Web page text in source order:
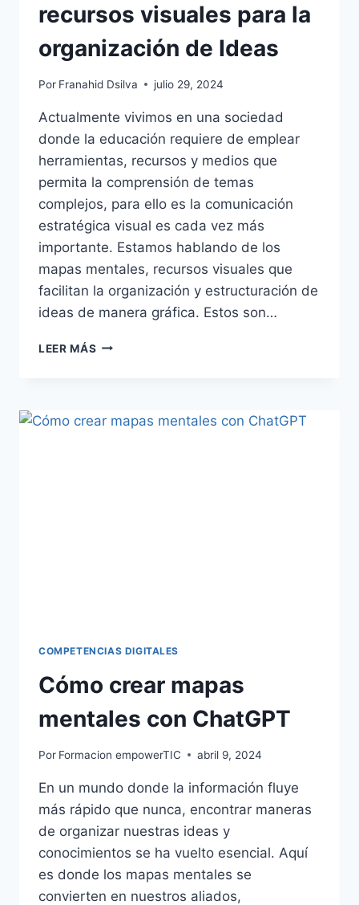
recursos visuales para la
organización de Ideas
Por Franahid Dsilva julio 29, 2024
Actualmente vivimos en una sociedad
donde la educación requiere de emplear
herramientas, recursos y medios que
permita la comprensión de temas
complejos, para ello es la comunicación
estratégica visual es cada vez más
importante. Estamos hablando de los
mapas mentales, recursos visuales que
facilitan la organización y estructuración de
ideas de manera gráfica. Estos son…
LEER MÁS
COMPETENCIAS DIGITALES
Cómo crear mapas
mentales con ChatGPT
Por Formacion empowerTIC abril 9, 2024
En un mundo donde la información fluye
más rápido que nunca, encontrar maneras
de organizar nuestras ideas y
conocimientos se ha vuelto esencial. Aquí
es donde los mapas mentales se
convierten en nuestros aliados,